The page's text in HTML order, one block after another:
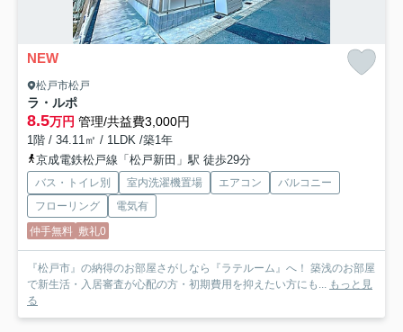
NEW
松戸市松戸
ラ・ルポ
8.5万円 管理/共益費3,000円
1階 / 34.11㎡ / 1LDK /築1年
京成電鉄松戸線「松戸新田」駅 徒歩29分
バス・トイレ別 室内洗濯機置場 エアコン
バルコニー
フローリング
電気有
仲手無料 敷礼0
『松戸市』の納得のお部屋さがしなら『ラテルーム』へ！ 築浅のお部屋
で新生活・入居審査が心配の方・初期費用を抑えたい方にも... もっと見
る